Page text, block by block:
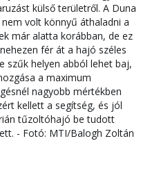
külső területről. A Duna
volt könnyű áthaladni a
már alatta korábban, de ez
fér át a hajó széles
szűk helyen abból lehet baj,
a maximum
nagyobb mértékben
kellett a segítség, és jól
tűzoltóhajó be tudott
- Fotó: MTI/Balogh Zoltán